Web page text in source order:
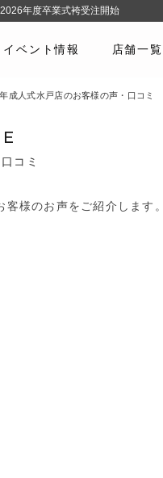
イベント情報 店舗一覧
成人式水戸店のお客様の声・口コミ
コミ
客様のお声をご紹介します
年度卒業式袴受注開始